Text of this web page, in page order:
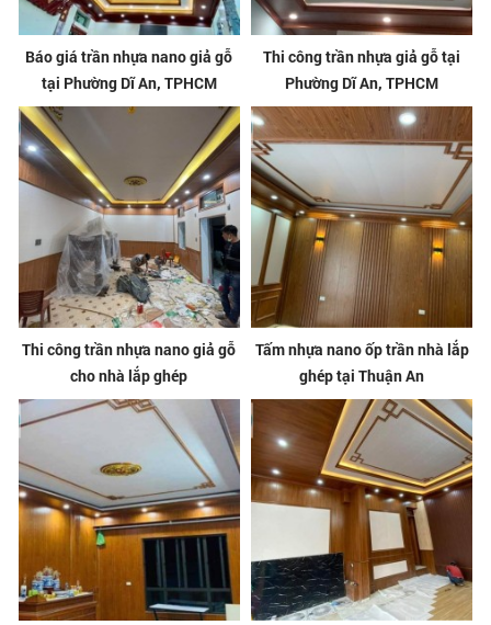
Báo giá trần nhựa nano giả gỗ
tại Phường Dĩ An, TPHCM
Thi công trần nhựa giả gỗ tại
Phường Dĩ An, TPHCM
Thi công trần nhựa nano giả gỗ
cho nhà lắp ghép
Tấm nhựa nano ốp trần nhà lắp
ghép tại Thuận An